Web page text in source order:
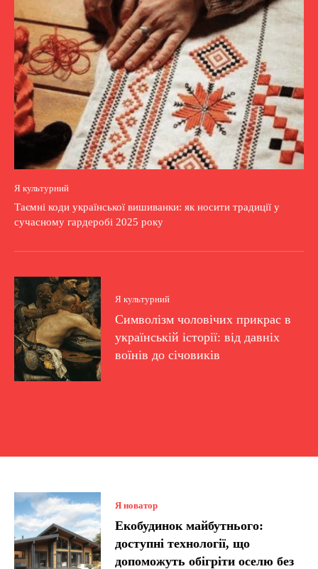
Я культурний
Таємні коди української вишиванки: як носити традиції у
сучасному гардеробі 2025 року
Я культурний
Символізм чоловічих прикрас в
українській історії: від давніх
воїнів до січовиків
Я новатор
Екобудинок майбутнього:
доступні технології, що
допоможуть обігріти оселю без